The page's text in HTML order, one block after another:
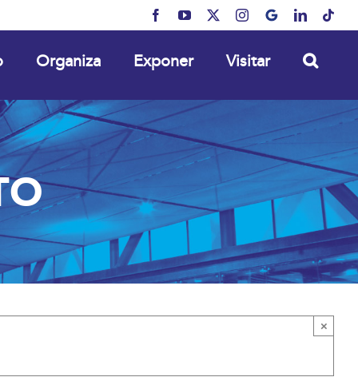
FacebookYouTube Instagram
MyBusinessLinkedIn
Organiza Exponer Visitar
×